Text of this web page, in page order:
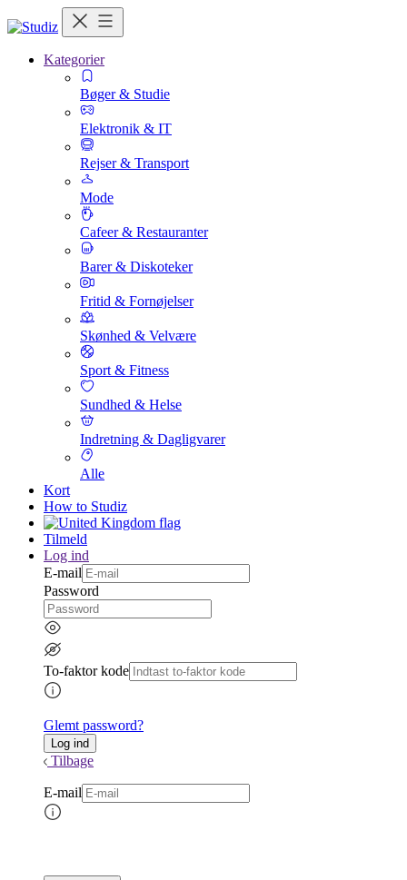
Kategorier
Bøger & Studie
Elektronik & IT
Rejser & Transport
Mode
Cafeer & Restauranter
Barer & Diskoteker
Fritid & Fornøjelser
Skønhed & Velvære
Sport & Fitness
Sundhed & Helse
Indretning & Dagligvarer
Alle
Kort
How to Studiz
Tilmeld
Log ind
E-mail
Password
To-faktor kode
Glemt password?
Tilbage
E-mail